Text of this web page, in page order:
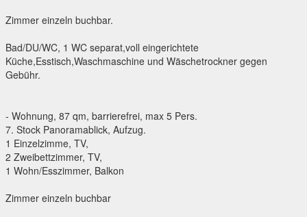
Zimmer einzeln buchbar.
Bad/DU/WC, 1 WC separat,voll eingerichtete
Küche,Esstisch,Waschmaschine und Wäschetrockner gegen
Gebühr.
- Wohnung, 87 qm, barrierefrei, max 5 Pers.
7. Stock Panoramablick, Aufzug.
1 Einzelzimme, TV,
2 Zweibettzimmer, TV,
1 Wohn/Esszimmer, Balkon
Zimmer einzeln buchbar